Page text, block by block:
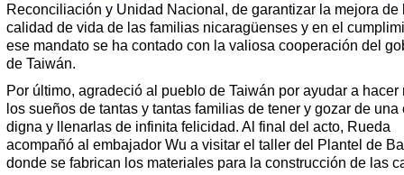
Reconciliación y Unidad Nacional, de garantizar la mejora de
calidad de vida de las familias nicaragüenses y en el
ese mandato se ha contado con la valiosa cooperación del
de Taiwán.
Por último, agradeció al pueblo de Taiwán por ayudar a hacer
los sueños de tantas y tantas familias de tener y gozar de una
digna y llenarlas de infinita felicidad. Al final del acto, Rueda
acompañó al embajador Wu a visitar el taller del Plantel de
donde se fabrican los materiales para la construcción de las